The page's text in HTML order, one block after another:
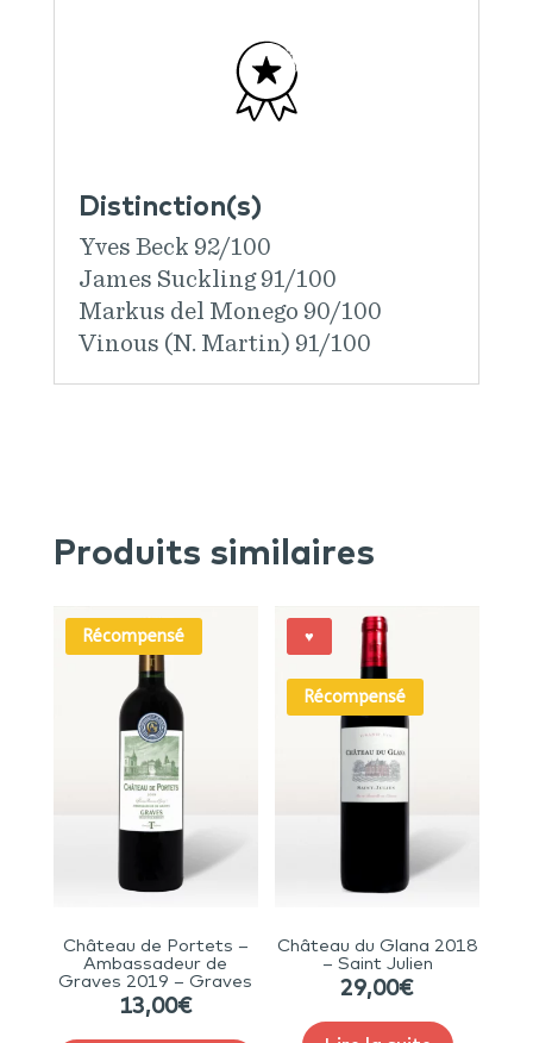
Distinction(s)
Yves Beck 92/100
James Suckling 91/100
Markus del Monego 90/100
Vinous (N. Martin) 91/100
Produits similaires
Récompensé
Château de Portets –
Ambassadeur de
Graves 2019 – Graves
13,00€
♥
Récompensé
Château du Glana 2018
– Saint Julien
29,00€